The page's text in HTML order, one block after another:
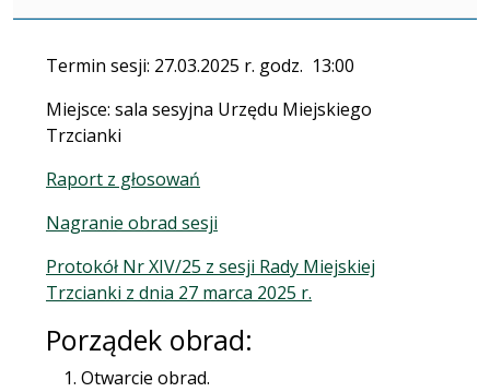
Termin sesji: 27.03.2025 r. godz. 13:00
Miejsce: sala sesyjna Urzędu Miejskiego
Trzcianki
Raport z głosowań
Nagranie obrad sesji
Protokół Nr XIV/25 z sesji Rady Miejskiej
Trzcianki z dnia 27 marca 2025 r.
Porządek obrad:
Otwarcie obrad.